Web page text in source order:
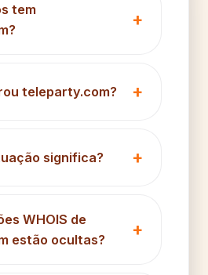
tem
teleparty.com?
significa?
WHOIS de
estão ocultas?